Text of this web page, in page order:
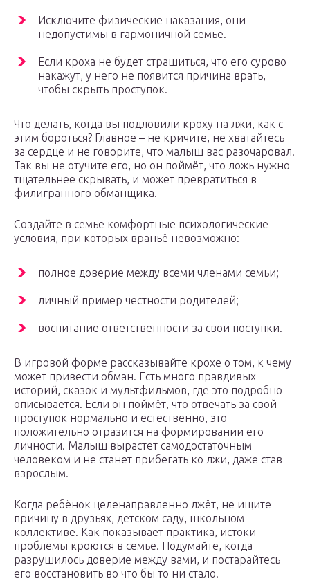
Исключите физические наказания, они
недопустимы в гармоничной семье.
Если кроха не будет страшиться, что его сурово
накажут, у него не появится причина врать,
чтобы скрыть проступок.
Что делать, когда вы подловили кроху на лжи, как с
этим бороться? Главное – не кричите, не хватайтесь
за сердце и не говорите, что малыш вас разочаровал.
Так вы не отучите его, но он поймёт, что ложь нужно
тщательнее скрывать, и может превратиться в
филигранного обманщика.
Создайте в семье комфортные психологические
условия, при которых враньё невозможно:
полное доверие между всеми членами семьи;
личный пример честности родителей;
воспитание ответственности за свои поступки.
В игровой форме рассказывайте крохе о том, к чему
может привести обман. Есть много правдивых
историй, сказок и мультфильмов, где это подробно
описывается. Если он поймёт, что отвечать за свой
проступок нормально и естественно, это
положительно отразится на формировании его
личности. Малыш вырастет самодостаточным
человеком и не станет прибегать ко лжи, даже став
взрослым.
Когда ребёнок целенаправленно лжёт, не ищите
причину в друзьях, детском саду, школьном
коллективе. Как показывает практика, истоки
проблемы кроются в семье. Подумайте, когда
разрушилось доверие между вами, и постарайтесь
его восстановить во что бы то ни стало.